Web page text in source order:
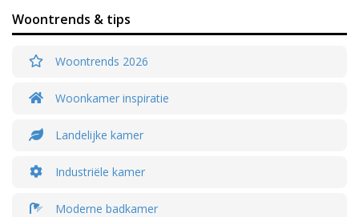
Woontrends & tips
Woontrends 2026
Woonkamer inspiratie
Landelijke kamer
Industriële kamer
Moderne badkamer